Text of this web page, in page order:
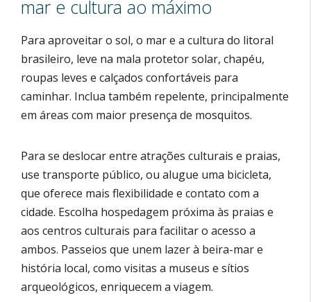
mar e cultura ao máximo
Para aproveitar o sol, o mar e a cultura do litoral
brasileiro, leve na mala protetor solar, chapéu,
roupas leves e calçados confortáveis para
caminhar. Inclua também repelente, principalmente
em áreas com maior presença de mosquitos.
Para se deslocar entre atrações culturais e praias,
use transporte público, ou alugue uma bicicleta,
que oferece mais flexibilidade e contato com a
cidade. Escolha hospedagem próxima às praias e
aos centros culturais para facilitar o acesso a
ambos. Passeios que unem lazer à beira-mar e
história local, como visitas a museus e sítios
arqueológicos, enriquecem a viagem.